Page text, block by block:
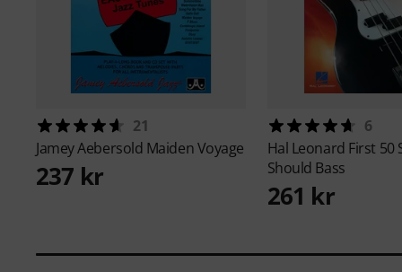
21
Jamey Aebersold Maiden Voyage
237 kr
6
Hal Leonard First 50
Should Bass
261 kr